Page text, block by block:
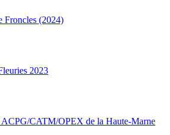
Froncles (2024)
2023
ACPG/CATM/OPEX de la Haute-Marne